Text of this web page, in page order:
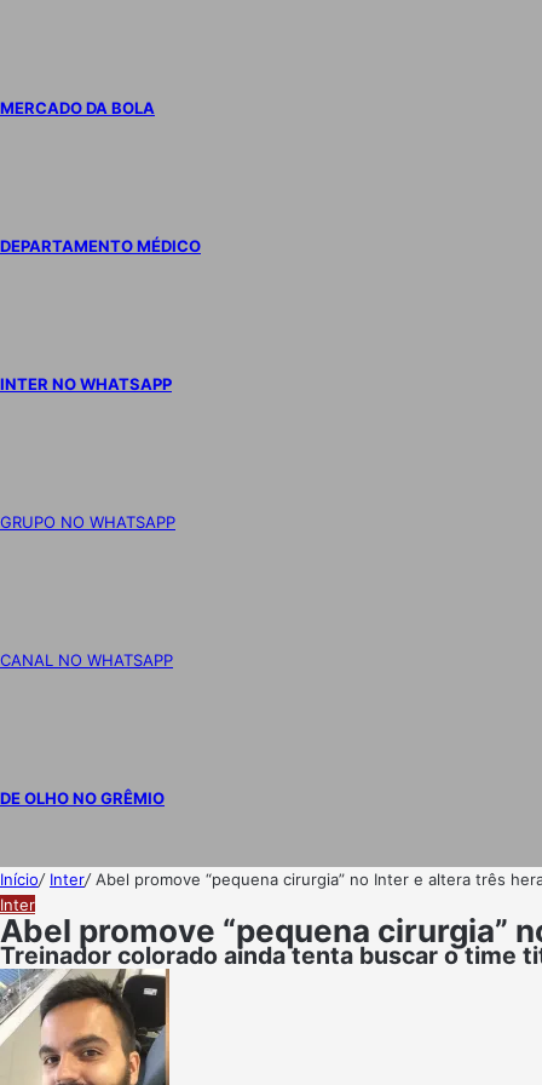
MERCADO DA BOLA
DEPARTAMENTO MÉDICO
INTER NO WHATSAPP
GRUPO NO WHATSAPP
CANAL NO WHATSAPP
DE OLHO NO GRÊMIO
Início/ Inter/Abel promove “pequena cirurgia” no Inter e altera três
Inter
Abel promove “pequena cirurgia”
Treinador colorado ainda tenta buscar o time